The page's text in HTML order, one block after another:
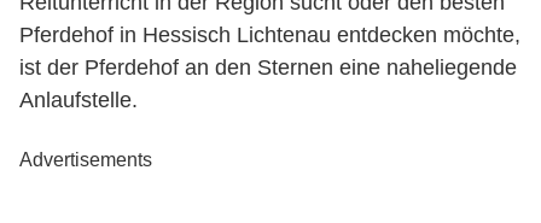
Pferdehof in Hessisch Lichtenau entdecken möchte,
ist der Pferdehof an den Sternen eine naheliegende
Anlaufstelle.
Advertisements